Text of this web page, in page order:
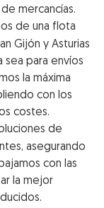
mercancías.
de una flota
Gijón y Asturias
sea para envíos
la máxima
con los
costes.
de
asegurando
con las
la mejor